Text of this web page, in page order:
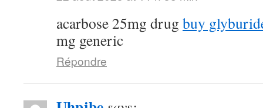
acarbose 25mg drug buy
mg generic
Répondre